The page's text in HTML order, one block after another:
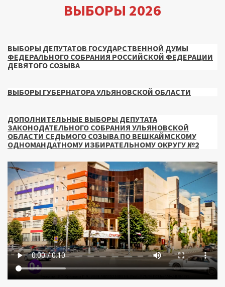
ВЫБОРЫ 2026
ВЫБОРЫ ДЕПУТАТОВ ГОСУДАРСТВЕННОЙ ДУМЫ
ФЕДЕРАЛЬНОГО СОБРАНИЯ РОССИЙСКОЙ ФЕДЕРАЦИИ
ДЕВЯТОГО СОЗЫВА
ВЫБОРЫ ГУБЕРНАТОРА УЛЬЯНОВСКОЙ ОБЛАСТИ
ДОПОЛНИТЕЛЬНЫЕ ВЫБОРЫ ДЕПУТАТА
ЗАКОНОДАТЕЛЬНОГО СОБРАНИЯ УЛЬЯНОВСКОЙ
ОБЛАСТИ СЕДЬМОГО СОЗЫВА ПО ВЕШКАЙМСКОМУ
ОДНОМАНДАТНОМУ ИЗБИРАТЕЛЬНОМУ ОКРУГУ №2